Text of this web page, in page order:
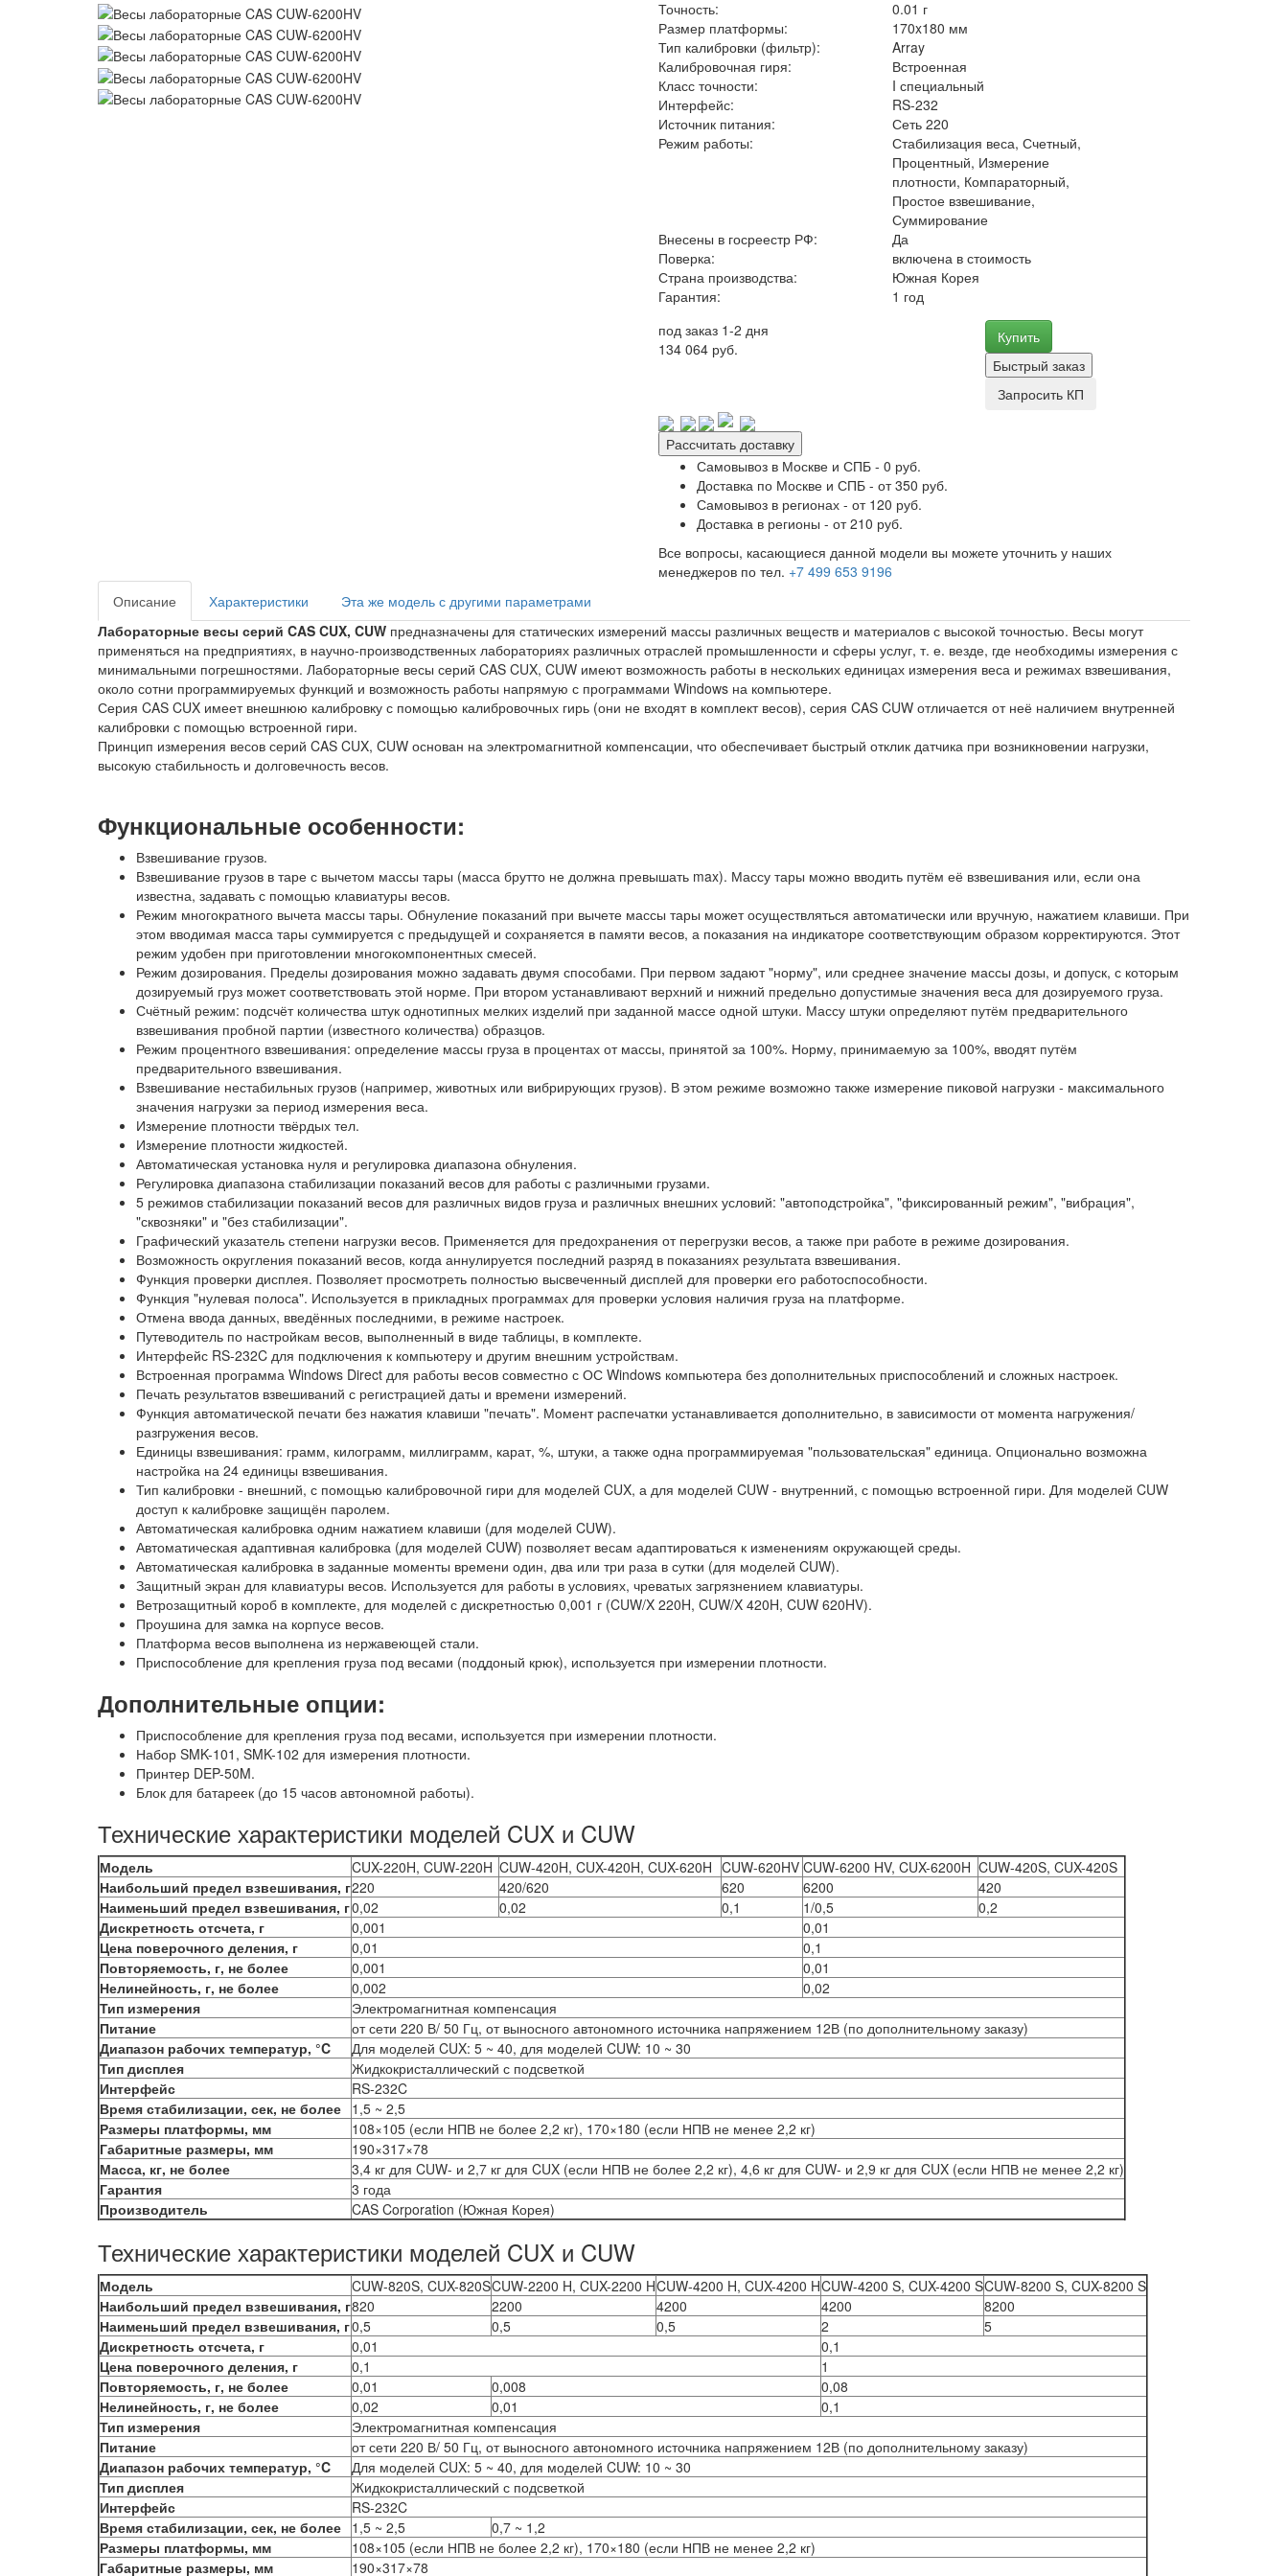
Точность:
0.01 г
Размер платформы:
170x180 мм
Тип калибровки (фильтр):
Array
Калибровочная гиря:
Встроенная
Класс точности:
I специальный
Интерфейс:
RS-232
Источник питания:
Сеть 220
Режим работы:
Стабилизация веса, Счетный,
Процентный, Измерение
плотности, Компараторный,
Простое взвешивание,
Суммирование
Внесены в госреестр РФ:
Да
Поверка:
включена в стоимость
Страна производства:
Южная Корея
Гарантия:
1 год
под заказ 1-2 дня
134 064 руб.
Купить
Быстрый заказ
Запросить КП
Рассчитать доставку
Самовывоз в Москве и СПБ - 0 руб.
Доставка по Москве и СПБ - от 350 руб.
Самовывоз в регионах - от 120 руб.
Доставка в регионы - от 210 руб.
Все вопросы, касающиеся данной модели вы можете уточнить у наших
менеджеров по тел. +7 499 653 9196
Описание
Характеристики
Эта же модель с другими параметрами
Лабораторные весы серий CAS CUX, CUW предназначены для статических измерений массы различных веществ и материалов с высокой точностью. Весы могут
применяться на предприятиях, в научно-производственных лабораториях различных отраслей промышленности и сферы услуг, т. е. везде, где необходимы измерения с
минимальными погрешностями. Лабораторные весы серий CAS CUX, CUW имеют возможность работы в нескольких единицах измерения веса и режимах взвешивания,
около сотни программируемых функций и возможность работы напрямую с программами Windows на компьютере.
Серия CAS CUX имеет внешнюю калибровку с помощью калибровочных гирь (они не входят в комплект весов), серия CAS CUW отличается от неё наличием внутренней
калибровки с помощью встроенной гири.
Принцип измерения весов серий CAS CUX, CUW основан на электромагнитной компенсации, что обеспечивает быстрый отклик датчика при возникновении нагрузки,
высокую стабильность и долговечность весов.
Функциональные особенности:
Взвешивание грузов.
Взвешивание грузов в таре с вычетом массы тары (масса брутто не должна превышать max). Массу тары можно вводить путём её взвешивания или, если она
известна, задавать с помощью клавиатуры весов.
Режим многократного вычета массы тары. Обнуление показаний при вычете массы тары может осуществляться автоматически или вручную, нажатием клавиши. При
этом вводимая масса тары суммируется с предыдущей и сохраняется в памяти весов, а показания на индикаторе соответствующим образом корректируются. Этот
режим удобен при приготовлении многокомпонентных смесей.
Режим дозирования. Пределы дозирования можно задавать двумя способами. При первом задают "норму", или среднее значение массы дозы, и допуск, с которым
дозируемый груз может соответствовать этой норме. При втором устанавливают верхний и нижний предельно допустимые значения веса для дозируемого груза.
Счётный режим: подсчёт количества штук однотипных мелких изделий при заданной массе одной штуки. Массу штуки определяют путём предварительного
взвешивания пробной партии (известного количества) образцов.
Режим процентного взвешивания: определение массы груза в процентах от массы, принятой за 100%. Норму, принимаемую за 100%, вводят путём
предварительного взвешивания.
Взвешивание нестабильных грузов (например, животных или вибрирующих грузов). В этом режиме возможно также измерение пиковой нагрузки - максимального
значения нагрузки за период измерения веса.
Измерение плотности твёрдых тел.
Измерение плотности жидкостей.
Автоматическая установка нуля и регулировка диапазона обнуления.
Регулировка диапазона стабилизации показаний весов для работы с различными грузами.
5 режимов стабилизации показаний весов для различных видов груза и различных внешних условий: "автоподстройка", "фиксированный режим", "вибрация",
"сквозняки" и "без стабилизации".
Графический указатель степени нагрузки весов. Применяется для предохранения от перегрузки весов, а также при работе в режиме дозирования.
Возможность округления показаний весов, когда аннулируется последний разряд в показаниях результата взвешивания.
Функция проверки дисплея. Позволяет просмотреть полностью высвеченный дисплей для проверки его работоспособности.
Функция "нулевая полоса". Используется в прикладных программах для проверки условия наличия груза на платформе.
Отмена ввода данных, введённых последними, в режиме настроек.
Путеводитель по настройкам весов, выполненный в виде таблицы, в комплекте.
Интерфейс RS-232C для подключения к компьютеру и другим внешним устройствам.
Встроенная программа Windows Direct для работы весов совместно с ОС Windows компьютера без дополнительных приспособлений и сложных настроек.
Печать результатов взвешиваний с регистрацией даты и времени измерений.
Функция автоматической печати без нажатия клавиши "печать". Момент распечатки устанавливается дополнительно, в зависимости от момента нагружения/
разгружения весов.
Единицы взвешивания: грамм, килограмм, миллиграмм, карат, %, штуки, а также одна программируемая "пользовательская" единица. Опционально возможна
настройка на 24 единицы взвешивания.
Тип калибровки - внешний, с помощью калибровочной гири для моделей CUX, а для моделей CUW - внутренний, с помощью встроенной гири. Для моделей CUW
доступ к калибровке защищён паролем.
Автоматическая калибровка одним нажатием клавиши (для моделей CUW).
Автоматическая адаптивная калибровка (для моделей CUW) позволяет весам адаптироваться к изменениям окружающей среды.
Автоматическая калибровка в заданные моменты времени один, два или три раза в сутки (для моделей CUW).
Защитный экран для клавиатуры весов. Используется для работы в условиях, чреватых загрязнением клавиатуры.
Ветрозащитный короб в комплекте, для моделей с дискретностью 0,001 г (CUW/X 220H, CUW/X 420H, CUW 620HV).
Проушина для замка на корпусе весов.
Платформа весов выполнена из нержавеющей стали.
Приспособление для крепления груза под весами (поддоный крюк), используется при измерении плотности.
Дополнительные опции:
Приспособление для крепления груза под весами, используется при измерении плотности.
Набор SMK-101, SMK-102 для измерения плотности.
Принтер DEP-50M.
Блок для батареек (до 15 часов автономной работы).
Технические характеристики моделей CUX и CUW
Модель CUX-220H, CUW-220H CUW-420H, CUX-420H, CUX-620H CUW-620HV CUW-6200 HV, CUX-6200H CUW-420S, CUX-420S
Наибольший предел взвешивания, г220 420/620 620 6200
420
Наименьший предел взвешивания, г0,02 0,02 0,1 1/0,5
0,2
Дискретность отсчета, г
0,001
0,01
Цена поверочного деления, г
0,01
0,1
Повторяемость, г, не более
0,001
0,01
Нелинейность, г, не более
0,002
0,02
Тип измерения
Электромагнитная компенсация
Питание
от сети 220 В/ 50 Гц, от выносного автономного источника напряжением 12В (по дополнительному заказу)
Диапазон рабочих температур, °C
Для моделей CUX: 5 ~ 40, для моделей CUW: 10 ~ 30
Тип дисплея
Жидкокристаллический с подсветкой
Интерфейс
RS-232C
Время стабилизации, сек, не более 1,5 ~ 2,5
Размеры платформы, мм
108×105 (если НПВ не более 2,2 кг), 170×180 (если НПВ не менее 2,2 кг)
Габаритные размеры, мм
190×317×78
Масса, кг, не более
3,4 кг для CUW- и 2,7 кг для CUX (если НПВ не более 2,2 кг), 4,6 кг для CUW- и 2,9 кг для CUX (если НПВ не менее 2,2 кг)
Гарантия
3 года
Производитель
CAS Corporation (Южная Корея)
Технические характеристики моделей CUX и CUW
Модель CUW-820S, CUX-820SCUW-2200 H, CUX-2200 HCUW-4200 H, CUX-4200 HCUW-4200 S, CUX-4200 SCUW-8200 S, CUX-8200 S
Наибольший предел взвешивания, г820 2200 4200 4200
8200
Наименьший предел взвешивания, г0,5 0,5 0,5 2
5
Дискретность отсчета, г
0,01
0,1
Цена поверочного деления, г
0,1
1
Повторяемость, г, не более
0,01 0,008
0,08
Нелинейность, г, не более
0,02 0,01
0,1
Тип измерения
Электромагнитная компенсация
Питание
от сети 220 В/ 50 Гц, от выносного автономного источника напряжением 12В (по дополнительному заказу)
Диапазон рабочих температур, °C
Для моделей CUX: 5 ~ 40, для моделей CUW: 10 ~ 30
Тип дисплея
Жидкокристаллический с подсветкой
Интерфейс
RS-232C
Время стабилизации, сек, не более 1,5 ~ 2,5
0,7 ~ 1,2
Размеры платформы, мм
108×105 (если НПВ не более 2,2 кг), 170×180 (если НПВ не менее 2,2 кг)
Габаритные размеры, мм
190×317×78